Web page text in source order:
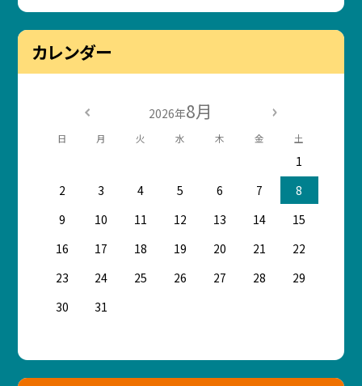
カレンダー
2026年8月
日 月 火 水 木 金 土
1
2
3 4 5 6 7
8
9
10 11 12 13 14
15
16
17 18 19 20 21
22
23
24 25 26 27 28
29
30
31